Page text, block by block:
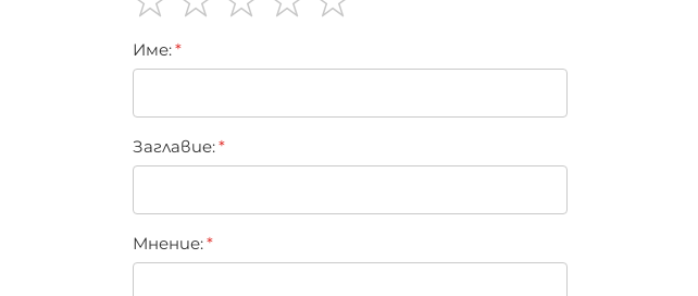
star
stars
stars
stars
stars
Име:
Заглавиe:
Мнение: